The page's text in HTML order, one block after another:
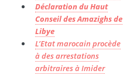
Déclaration du Haut
Conseil des Amazighs de
Libye
L’Etat marocain procède
à des arrestations
arbitraires à Imider